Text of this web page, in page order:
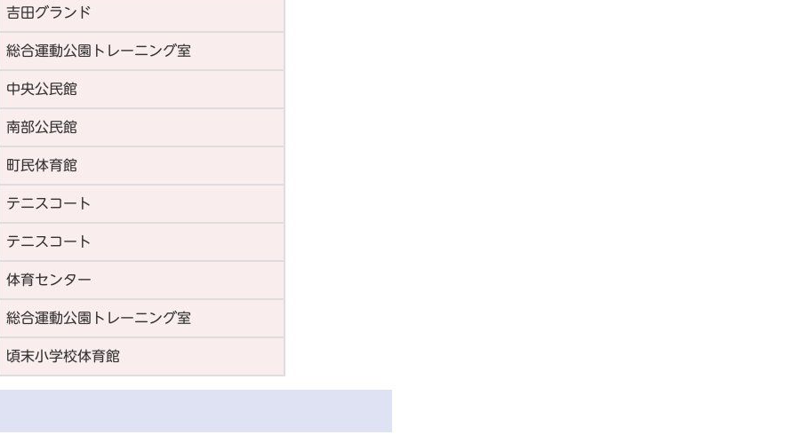
吉田グランド
総合運動公園トレーニング室
中央公民館
南部公民館
町民体育館
テニスコート
テニスコート
体育センター
総合運動公園トレーニング室
頃末小学校体育館